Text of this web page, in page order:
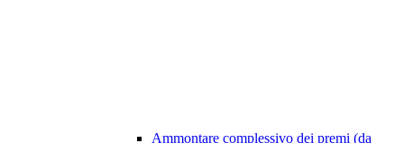
Ammontare complessivo dei premi (da